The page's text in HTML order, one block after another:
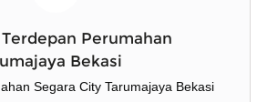
Perumahan
Bekasi
Segara City Tarumajaya Bekasi